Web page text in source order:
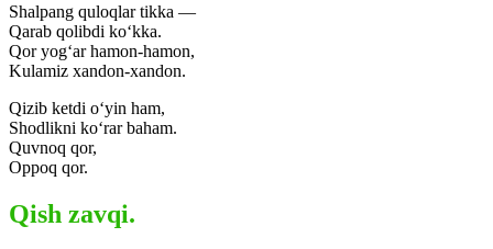
Shalpang quloqlar tikka —
Qarab qolibdi ko‘kka.
Qor yog‘ar hamon-hamon,
Kulamiz xandon-xandon.
Qizib ketdi o‘yin ham,
Shodlikni ko‘rar baham.
Quvnoq qor,
Oppoq qor.
Qish zavqi.